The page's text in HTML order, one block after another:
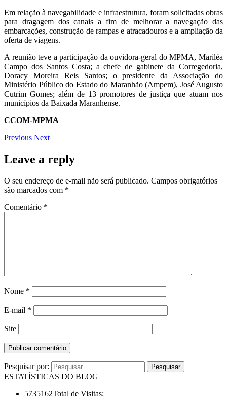
Em relação à navegabilidade e infraestrutura, foram solicitadas obras
para dragagem dos canais a fim de melhorar a navegação das
embarcações, construção de rampas e atracadouros e a ampliação da
oferta de viagens.
A reunião teve a participação da ouvidora-geral do MPMA, Mariléa
Campo dos Santos Costa; a chefe de gabinete da Corregedoria,
Doracy Moreira Reis Santos; o presidente da Associação do
Ministério Público do Estado do Maranhão (Ampem), José Augusto
Cutrim Gomes; além de 13 promotores de justiça que atuam nos
municípios da Baixada Maranhense.
CCOM-MPMA
Previous Next
Leave a reply
O seu endereço de e-mail não será publicado. Campos obrigatórios
são marcados com *
Comentário *
Nome *
E-mail *
Site
Pesquisar por:
ESTATÍSTICAS DO BLOG
5735162Total de Visitas: